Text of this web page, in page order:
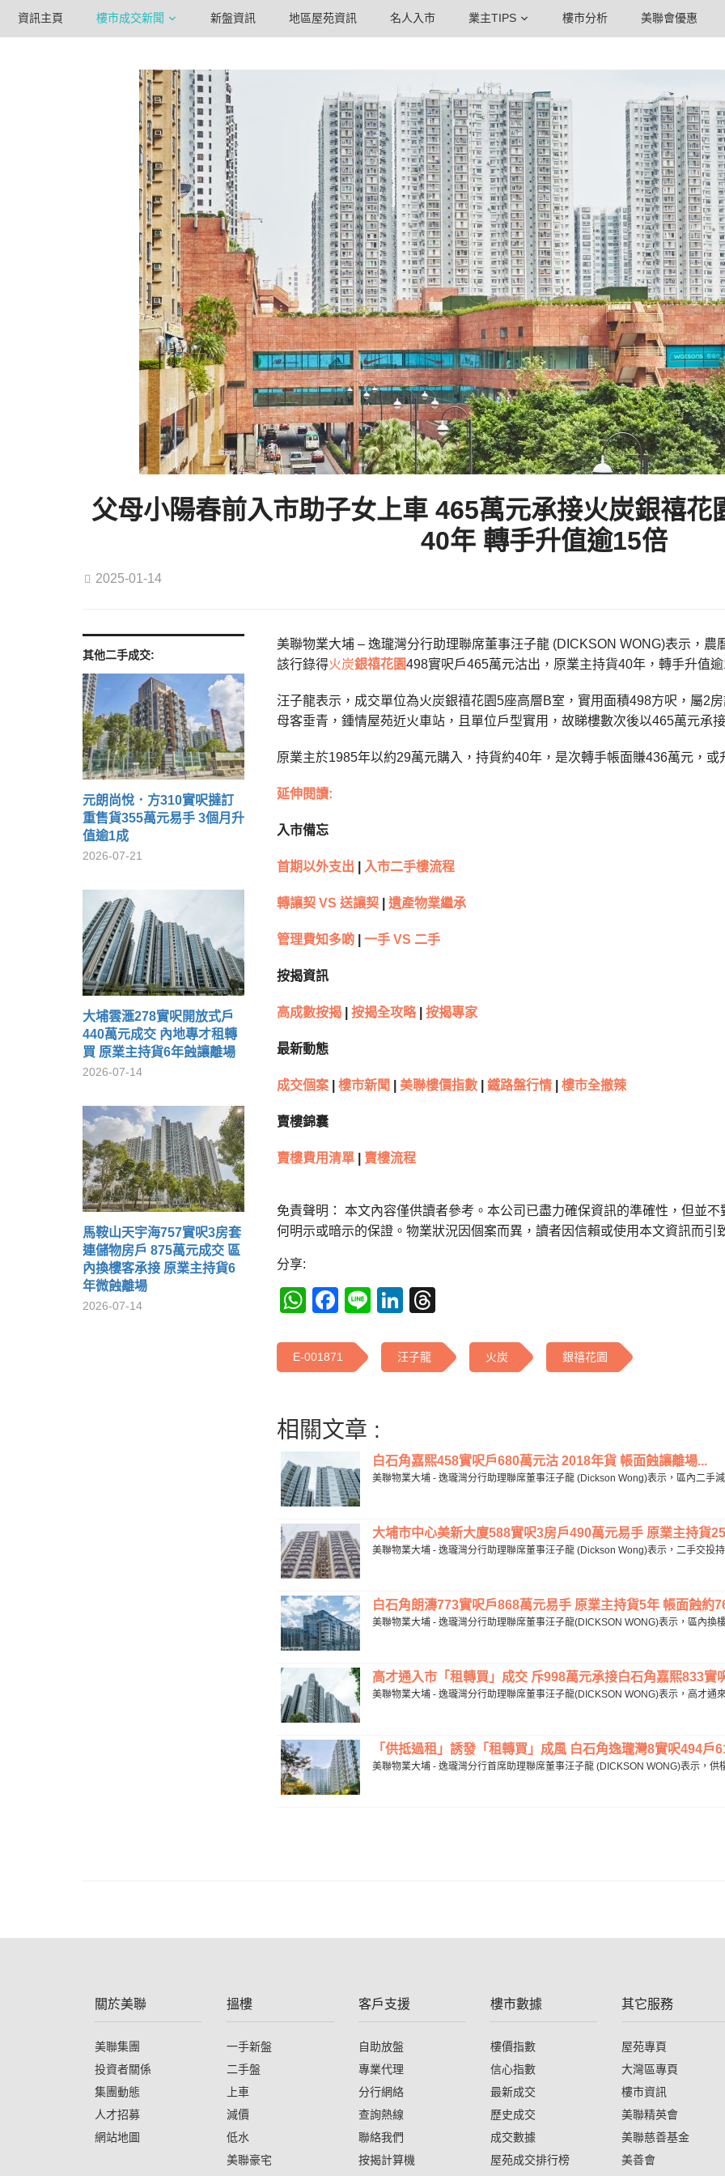
資訊主頁 樓市成交新聞 新盤資訊 地區屋苑資訊 名人入市 業主TIPS 樓市分析 美聯會優惠
父母小陽春前入市助子女上車 465萬元承接火炭銀禧花
40年 轉手升值逾15倍
2025-01-14
其他二手成交:
元朗尚悅．方310實呎撻訂
重售貨355萬元易手 3個月升
值逾1成
2026-07-21
大埔雲滙278實呎開放式戶
440萬元成交 內地專才租轉
買 原業主持貨6年蝕讓離場
2026-07-14
馬鞍山天宇海757實呎3房套
連儲物房戶 875萬元成交 區
內換樓客承接 原業主持貨6
年微蝕離場
2026-07-14
美聯物業大埔 – 逸瓏灣分行助理聯席董事汪子龍 (DICKSON WONG)表示，農
該行錄得火炭銀禧花園498實呎戶465萬元沽出，原業主持貨40年，轉手升值逾
汪子龍表示，成交單位為火炭銀禧花園5座高層B室，實用面積498方呎，屬2
母客垂青，鍾情屋苑近火車站，且單位戶型實用，故睇樓數次後以465萬元承
原業主於1985年以約29萬元購入，持貨約40年，是次轉手帳面賺436萬元，或
延伸閱讀:
入市備忘
首期以外支出 入市二手樓流程
轉讓契 VS 送讓契 遺產物業繼承
管理費知多啲 一手 VS 二手
按揭資訊
高成數按揭 按揭全攻略| 按揭專家
最新動態
成交個案 樓市新聞 美聯樓價指數 鐵路盤行情 樓市全撤辣
賣樓錦囊
賣樓費用清單 賣樓流程
免責聲明： 本文內容僅供讀者參考。本公司已盡力確保資訊的準確性，但並
何明示或暗示的保證。物業狀況因個案而異，讀者因信賴或使用本文資訊而引
分享:
WhatsApp
Facebook
LineLinkedIn
E-001871 汪子龍 火炭 銀禧花園
相關文章 :
白石角嘉熙458實呎戶680萬元沽 2018年貨 帳面蝕讓離場...
美聯物業大埔 - 逸瓏灣分行助理聯席董事汪子龍 (Dickson Wong)表示，區內二手
大埔市中心美新大廈588實呎3房戶490萬元易手 原業主持貨
美聯物業大埔 - 逸瓏灣分行助理聯席董事汪子龍 (Dickson Wong)表示，二手交投
白石角朗濤773實呎戶868萬元易手 原業主持貨5年 帳面蝕約
美聯物業大埔 - 逸瓏灣分行助理聯席董事汪子龍(DICKSON WONG)表示，區內
高才通入市「租轉買」成交 斥998萬元承接白石角嘉熙833實
美聯物業大埔 - 逸瓏灣分行助理聯席董事汪子龍(DICKSON WONG)表示，高才
「供抵過租」誘發「租轉買」成風 白石角逸瓏灣8實呎494戶
美聯物業大埔 - 逸瓏灣分行首席助理聯席董事汪子龍 (DICKSON WONG)表示，
關於美聯
美聯集團
投資者關係
集團動態
人才招募
網站地圖
搵樓
一手新盤
二手盤
上車
減價
低水
美聯豪宅
客戶支援
自助放盤
專業代理
分行網絡
查詢熱線
聯絡我們
按揭計算機
樓市數據
樓價指數
信心指數
最新成交
歷史成交
成交數據
屋苑成交排行榜
其它服務
屋苑專頁
大灣區專頁
樓市資訊
美聯精英會
美聯慈善基金
美善會